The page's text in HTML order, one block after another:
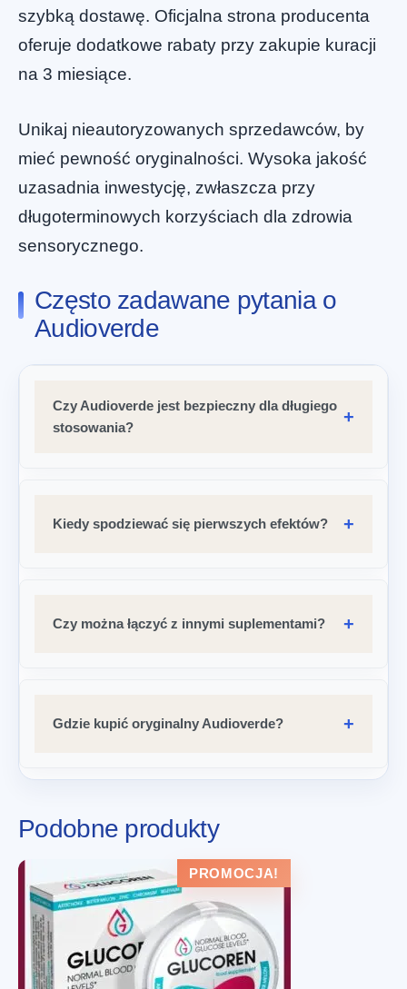
szybką dostawę. Oficjalna strona producenta
oferuje dodatkowe rabaty przy zakupie kuracji
na 3 miesiące.
Unikaj nieautoryzowanych sprzedawców, by
mieć pewność oryginalności. Wysoka jakość
uzasadnia inwestycję, zwłaszcza przy
długoterminowych korzyściach dla zdrowia
sensorycznego.
Często zadawane pytania o
Audioverde
Czy Audioverde jest bezpieczny dla długiego
stosowania?
Kiedy spodziewać się pierwszych efektów?
Czy można łączyć z innymi suplementami?
Gdzie kupić oryginalny Audioverde?
Podobne produkty
PROMOCJA!